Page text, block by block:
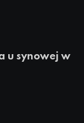
u synowej w